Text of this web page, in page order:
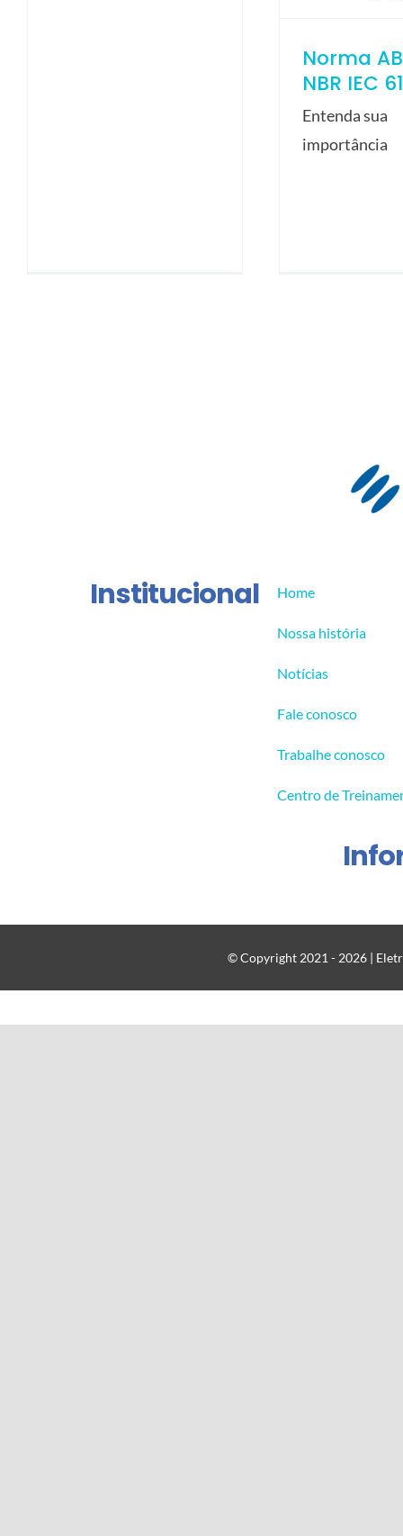
Norma
NBR IEC
Entenda sua
importância
Institucional Home
Nossa história
Notícias
Fale conosco
Trabalhe conosco
Centro de
© Copyright 2021 - 2026 |